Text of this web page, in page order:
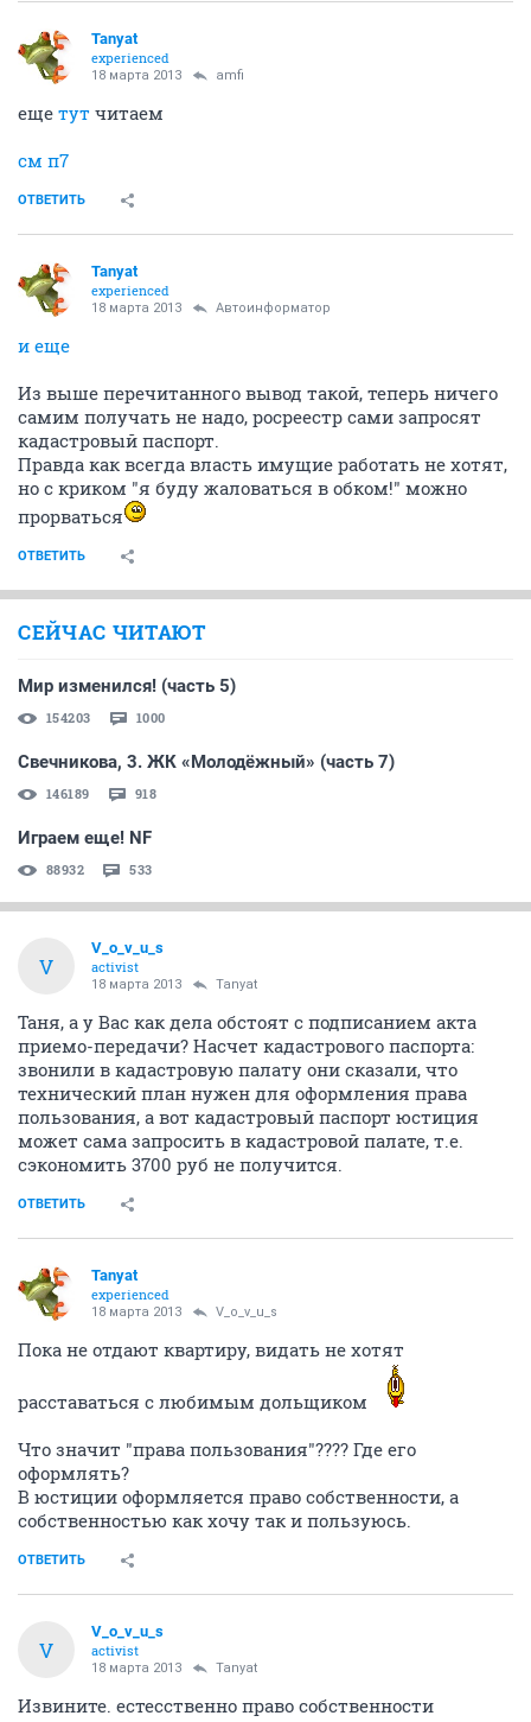
Tanyat
experienced
18 марта 2013 amfi
еще тут читаем
см п7
ОТВЕТИТЬ
Tanyat
experienced
18 марта 2013 Автоинформатор
и еще
Из выше перечитанного вывод такой, теперь ничего
самим получать не надо, росреестр сами запросят
кадастровый паспорт.
Правда как всегда власть имущие работать не хотят,
но с криком "я буду жаловаться в обком!" можно
прорваться
ОТВЕТИТЬ
СЕЙЧАС ЧИТАЮТ
Мир изменился! (часть 5)
154203 1000
Свечникова, 3. ЖК «Молодёжный» (часть 7)
146189 918
Играем еще! NF
88932 533
V
V_o_v_u_s
activist
18 марта 2013 Tanyat
Таня, а у Вас как дела обстоят с подписанием акта
приемо-передачи? Насчет кадастрового паспорта:
звонили в кадастровую палату они сказали, что
технический план нужен для оформления права
пользования, а вот кадастровый паспорт юстиция
может сама запросить в кадастровой палате, т.е.
сэкономить 3700 руб не получится.
ОТВЕТИТЬ
Tanyat
experienced
18 марта 2013 V_o_v_u_s
Пока не отдают квартиру, видать не хотят
расставаться с любимым дольщиком
Что значит "права пользования"???? Где его
оформлять?
В юстиции оформляется право собственности, а
собственностью как хочу так и пользуюсь.
ОТВЕТИТЬ
V
V_o_v_u_s
activist
18 марта 2013 Tanyat
Извините. естесственно право собственности